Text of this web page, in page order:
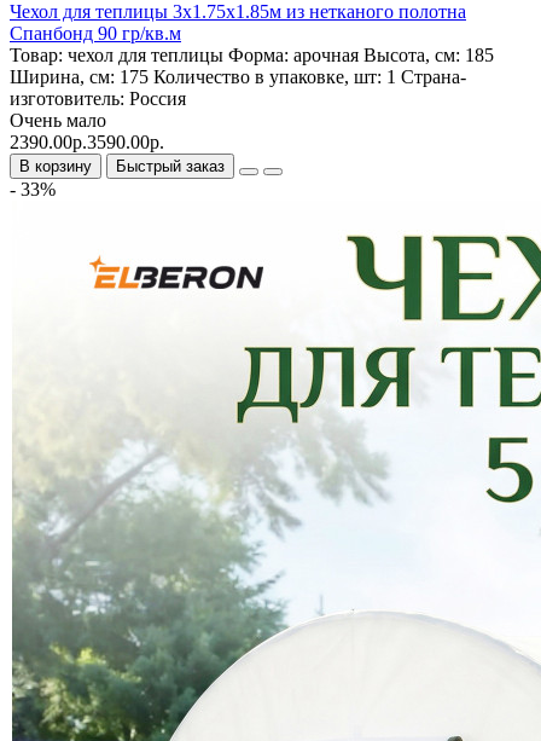
Чехол для теплицы 3х1.75х1.85м из нетканого полотна
Спанбонд 90 гр/кв.м
Товар: чехол для теплицы Форма: арочная Высота, см: 185
Ширина, см: 175 Количество в упаковке, шт: 1 Страна-
изготовитель: Россия
Очень мало
2390.00р.3590.00р.
В корзину Быстрый заказ
- 33%